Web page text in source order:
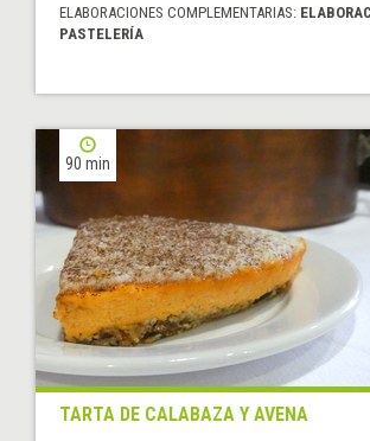
ELABORACIONES COMPLEMENTARIAS:
PASTELERÍA
90 min
TARTA DE CALABAZA Y AVENA